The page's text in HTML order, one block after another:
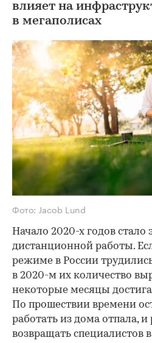
влияет на
в мегаполисах
Фото: Jacob Lund
Начало 2020-х годов стало
дистанционной работы.
режиме в России
в 2020-м их количество
некоторые месяцы
По прошествии времени
работать из дома отпала, и
возвращать специалистов